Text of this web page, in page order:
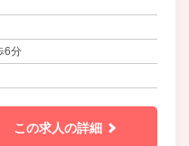
6分
この求人の詳細